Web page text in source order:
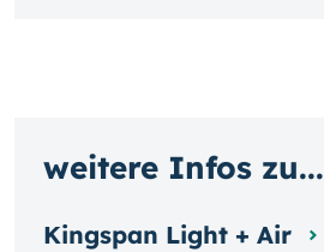
weitere Infos zu...
Kingspan Light + Air